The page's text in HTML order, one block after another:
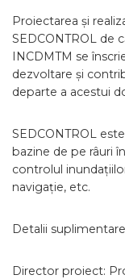
Proiectarea și
SEDCONTROL de
INCDMTM se
dezvoltare și
departe a acestui
SEDCONTROL
bazine de pe râuri
controlul
navigație, etc.
Detalii
Director proiect: